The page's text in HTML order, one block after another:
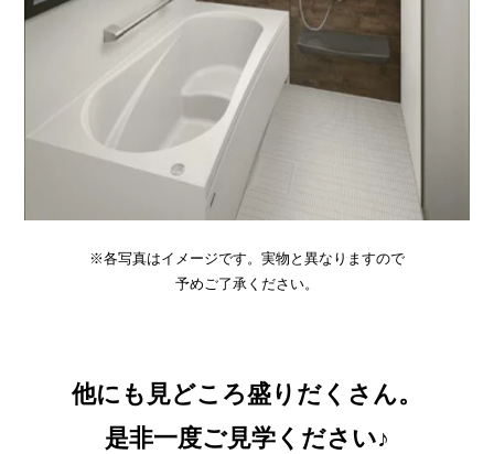
※各写真はイメージです。実物と異なりますので
予めご了承ください。
他にも見どころ盛りだくさん。
是非一度ご見学ください♪